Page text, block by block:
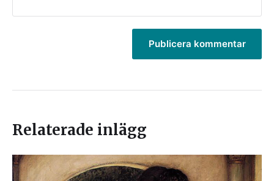
Relaterade inlägg